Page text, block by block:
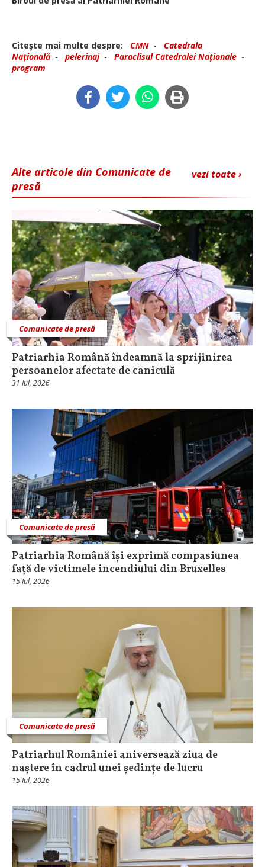
Citeşte mai multe despre: CMN - Catedrala
Națională - pelerinaj- Paraclisul Catedralei Naționale -
program
vezi toate ›
Alte articole din Comunicate de
presă
Comunicate de presă
Patriarhia Română îndeamnă la sprijinirea
persoanelor afectate de caniculă
31 Iul, 2026
Comunicate de presă
Patriarhia Română își exprimă compasiunea
față de victimele incendiului din Bruxelles
15 Iul, 2026
Comunicate de presă
Patriarhul României aniversează ziua de
naștere în cadrul unei ședințe de lucru
15 Iul, 2026